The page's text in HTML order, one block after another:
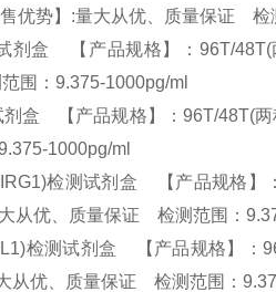
优势】:量大从优、质量保证
剂盒 【产品规格】：96T/
围：9.375-1000pg/ml
盒 【产品规格】：96T/48T(
1000pg/ml
检测试剂盒 【产品规格】
从优、质量保证 检测范围：
检测试剂盒 【产品规格】：
从优、质量保证 检测范围：